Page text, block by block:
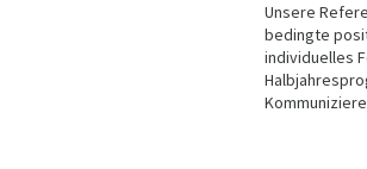
Unsere
bedingte
individuelles